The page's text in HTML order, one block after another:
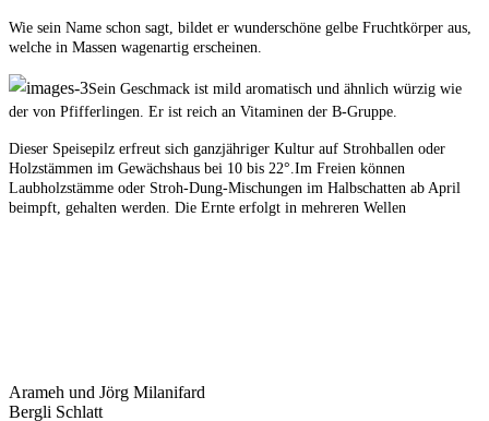
Wie sein Name schon sagt, bildet er wunderschöne gelbe Fruchtkörper aus,
welche in Massen wagenartig erscheinen.
Sein Geschmack ist mild aromatisch und ähnlich würzig wie
der von Pfifferlingen. Er ist reich an Vitaminen der B-Gruppe.
Dieser Speisepilz erfreut sich ganzjähriger Kultur auf Strohballen oder
Holzstämmen im Gewächshaus bei 10 bis 22°.Im Freien können
Laubholzstämme oder Stroh-Dung-Mischungen im Halbschatten ab April
beimpft, gehalten werden. Die Ernte erfolgt in mehreren Wellen
Arameh und Jörg Milanifard
Bergli Schlatt